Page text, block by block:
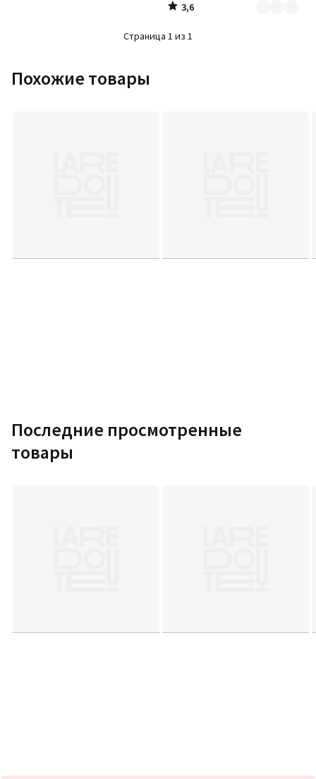
3,6
/
Страница 1 из 1
Похожие товары
Последние просмотренные
товары